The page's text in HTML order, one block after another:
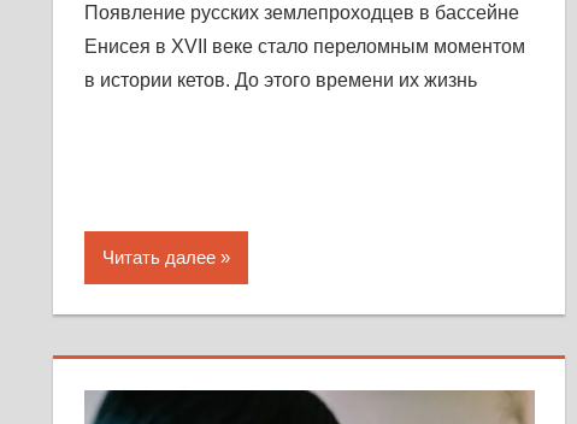
Появление русских землепроходцев в бассейне
Енисея в XVII веке стало переломным моментом
в истории кетов. До этого времени их жизнь
Читать далее